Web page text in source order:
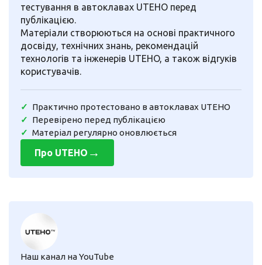
тестування в автоклавах UTEHO перед
публікацією.
Матеріали створюються на основі практичного
досвіду, технічних знань, рекомендацій
технологів та інженерів UTEHO, а також відгуків
користувачів.
Практично протестовано в автоклавах UTEHO
Перевірено перед публікацією
Матеріал регулярно оновлюється
Про UTEHO →
Наш канал на YouTube